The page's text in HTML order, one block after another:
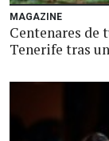
MAGAZINE
Centenares de
Tenerife tras